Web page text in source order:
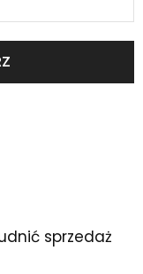
sprzedaż